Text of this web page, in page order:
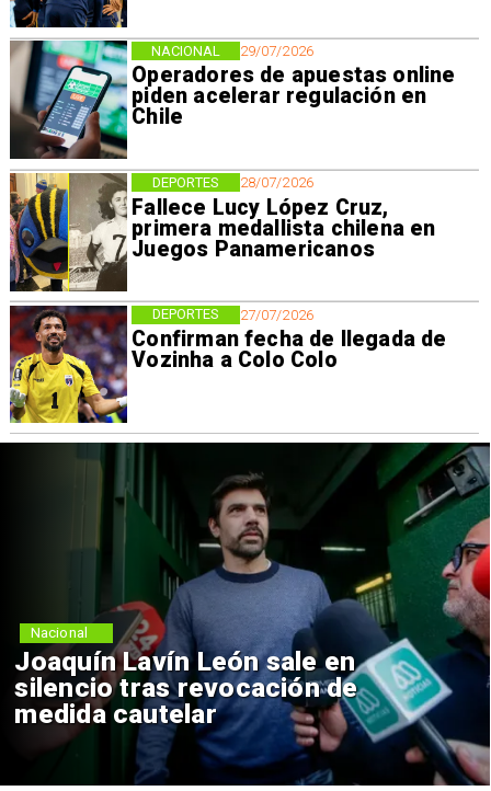
29/07/2026
Operadores de apuestas online
piden acelerar regulación en
Chile
NACIONAL
28/07/2026
Fallece Lucy López Cruz,
primera medallista chilena en
Juegos Panamericanos
DEPORTES
27/07/2026
Confirman fecha de llegada de
Vozinha a Colo Colo
DEPORTES
Joaquín Lavín León sale en
silencio tras revocación de
medida cautelar
Nacional